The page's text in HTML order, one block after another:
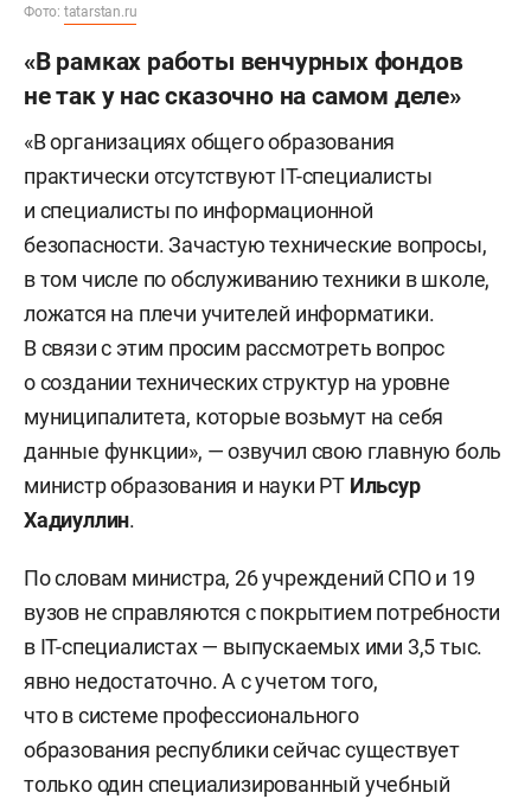
Фото: tatarstan.ru
«В рамках работы венчурных фондов
не так у нас сказочно на самом деле»
«В организациях общего образования
практически отсутствуют IT-специалисты
и специалисты по информационной
безопасности. Зачастую технические вопросы,
в том числе по обслуживанию техники в школе,
ложатся на плечи учителей информатики.
В связи с этим просим рассмотреть вопрос
о создании технических структур на уровне
муниципалитета, которые возьмут на себя
данные функции», — озвучил свою главную боль
министр образования и науки РТ Ильсур
Хадиуллин.
По словам министра, 26 учреждений СПО и 19
вузов не справляются с покрытием потребности
в IT-специалистах — выпускаемых ими 3,5 тыс.
явно недостаточно. А с учетом того,
что в системе профессионального
образования республики сейчас существует
только один специализированный учебный